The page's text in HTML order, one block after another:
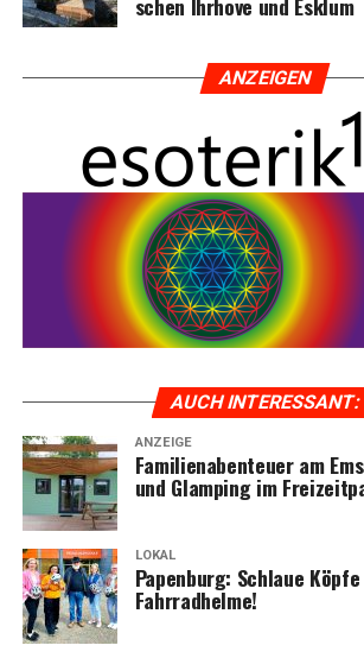
schen Ihr­ho­ve und Esklum
ANZEI­GEN
AUCH INTER­ES­SANT:
ANZEIGE
Fami­li­en­aben­teu­er am
und Glam­ping im
LOKAL
Papen­burg: Schlaue
Fahrradhelme!